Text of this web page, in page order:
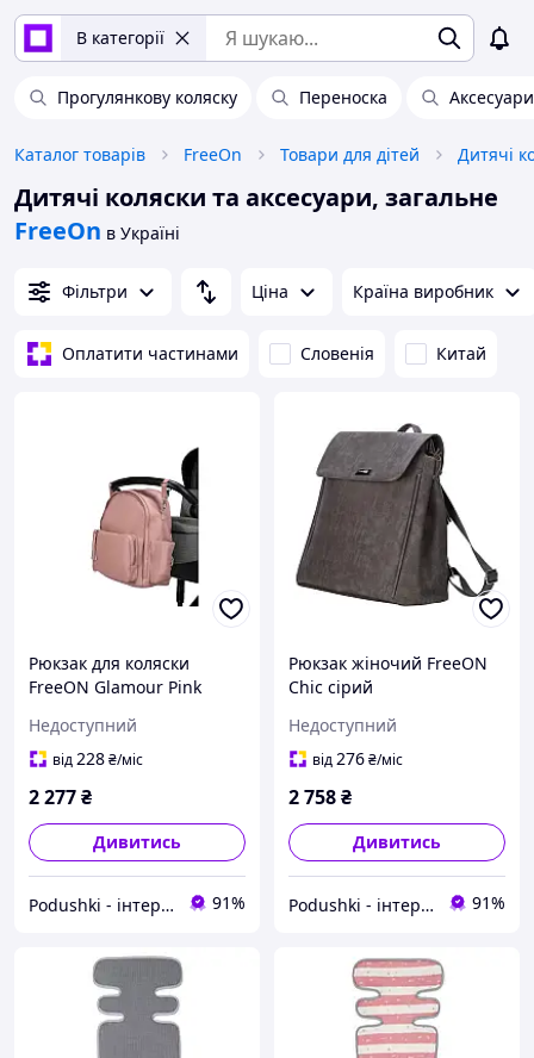
В категорії
Прогулянкову коляску Переноска
Каталог товарів FreeOn Товари для дітей Дитячі
Дитячі коляски та аксесуари, загальне
FreeOn в Україні
Фільтри Ціна Країна виробник
Оплатити частинами Словенія Китай
Рюкзак для коляски
FreeON Glamour Pink
Недоступний
від228₴/міс
2 277₴
Дивитись
Podushki - інтернет-магазин Подушки 91%
Рюкзак жіночий FreeON
Chic сірий
Недоступний
від276₴/міс
2 758₴
Дивитись
Podushki - інтернет-магазин Подушки 91%